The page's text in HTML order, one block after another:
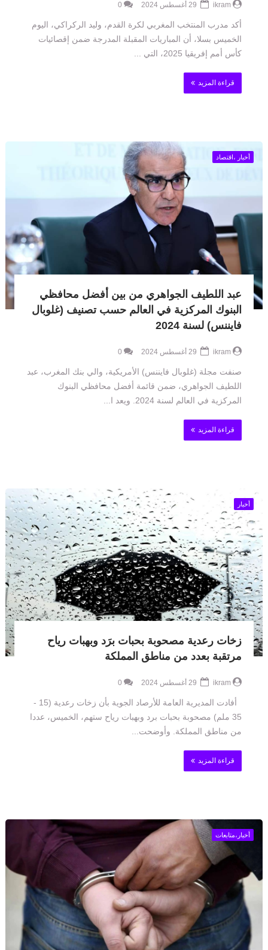
ikram
0
أكد مدرب المنتخب المغربي لكرة القدم، وليد الركراكي، اليوم
الخميس بسلا، أن المباريات المقبلة المدرجة ضمن إقصائيات
كأس أمم إفريقيا 2025، التي ...
قراءة المزيد
أخبار ،اقتصاد
عبد اللطيف الجواهري من بين أفضل محافظي
البنوك المركزية في العالم حسب تصنيف (غلوبال
فايننس) لسنة 2024
ikram
0
صنفت مجلة (غلوبال فايننس) الأمريكية، والي بنك المغرب، عبد
اللطيف الجواهري، ضمن قائمة أفضل محافظي البنوك
المركزية في العالم لسنة 2024. ويعد ا...
قراءة المزيد
أخبار
زخات رعدية مصحوبة بحبات برَد وبهبات رياح
مرتقبة بعدد من مناطق المملكة
ikram
0
أفادت المديرية العامة للأرصاد الجوية بأن زخات رعدية (15 -
35 ملم) مصحوبة بحبات برد وبهبات رياح ستهم، الخميس، عددا
من مناطق المملكة. وأوضحت...
قراءة المزيد
أخبار،متابعات